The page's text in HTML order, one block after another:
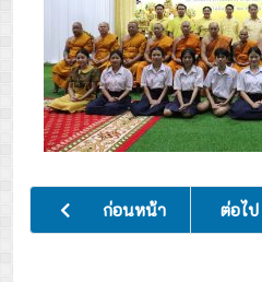
เนื้อหาก่อนหน้า: ประชุมผู้ขับ
ก่อนหน้า เนื้อห
ต่อไป